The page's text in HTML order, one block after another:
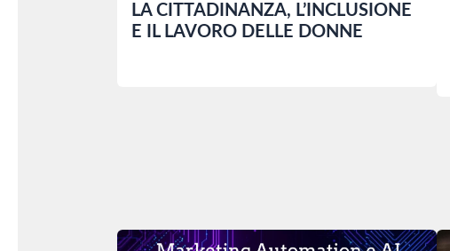
LA CITTADINANZA, L’INCLUSIONE
E IL LAVORO DELLE DONNE